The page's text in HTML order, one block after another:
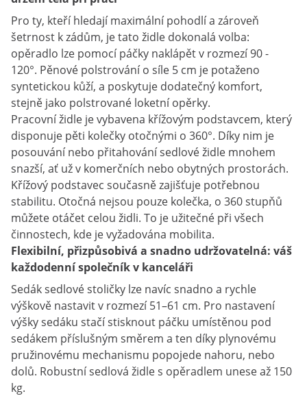
Pro ty, kteří hledají maximální pohodlí a zároveň
šetrnost k zádům, je tato židle dokonalá volba:
opěradlo lze pomocí páčky naklápět v rozmezí 90 -
120°. Pěnové polstrování o síle 5 cm je potaženo
syntetickou kůží, a poskytuje dodatečný komfort,
stejně jako polstrované loketní opěrky.
Pracovní židle je vybavena křížovým podstavcem, který
disponuje pěti kolečky otočnými o 360°. Díky nim je
posouvání nebo přitahování sedlové židle mnohem
snazší, ať už v komerčních nebo obytných prostorách.
Křížový podstavec současně zajišťuje potřebnou
stabilitu. Otočná nejsou pouze kolečka, o 360 stupňů
můžete otáčet celou židli. To je užitečné při všech
činnostech, kde je vyžadována mobilita.
Flexibilní, přizpůsobivá a snadno udržovatelná: váš
každodenní společník v kanceláři
Sedák sedlové stoličky lze navíc snadno a rychle
výškově nastavit v rozmezí 51–61 cm. Pro nastavení
výšky sedáku stačí stisknout páčku umístěnou pod
sedákem příslušným směrem a ten díky plynovému
pružinovému mechanismu popojede nahoru, nebo
dolů. Robustní sedlová židle s opěradlem unese až 150
kg.